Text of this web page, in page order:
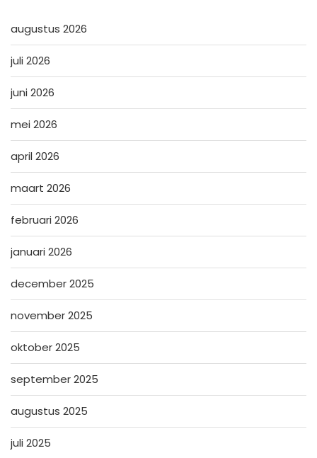
augustus 2026
juli 2026
juni 2026
mei 2026
april 2026
maart 2026
februari 2026
januari 2026
december 2025
november 2025
oktober 2025
september 2025
augustus 2025
juli 2025